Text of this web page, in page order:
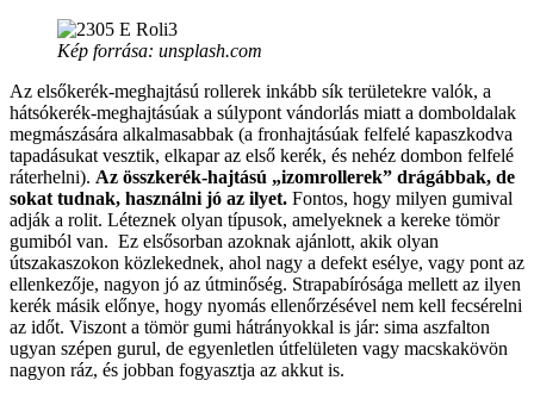
Kép forrása: unsplash.com
Az elsőkerék-meghajtású rollerek inkább sík területekre valók, a
hátsókerék-meghajtásúak a súlypont vándorlás miatt a domboldalak
megmászására alkalmasabbak (a fronhajtásúak felfelé kapaszkodva
tapadásukat vesztik, elkapar az első kerék, és nehéz dombon felfelé
ráterhelni). Az összkerék-hajtású „izomrollerek” drágábbak, de
sokat tudnak, használni jó az ilyet. Fontos, hogy milyen gumival
adják a rolit. Léteznek olyan típusok, amelyeknek a kereke tömör
gumiból van. Ez elsősorban azoknak ajánlott, akik olyan
útszakaszokon közlekednek, ahol nagy a defekt esélye, vagy pont az
ellenkezője, nagyon jó az útminőség. Strapabírósága mellett az ilyen
kerék másik előnye, hogy nyomás ellenőrzésével nem kell fecsérelni
az időt. Viszont a tömör gumi hátrányokkal is jár: sima aszfalton
ugyan szépen gurul, de egyenletlen útfelületen vagy macskakövön
nagyon ráz, és jobban fogyasztja az akkut is.